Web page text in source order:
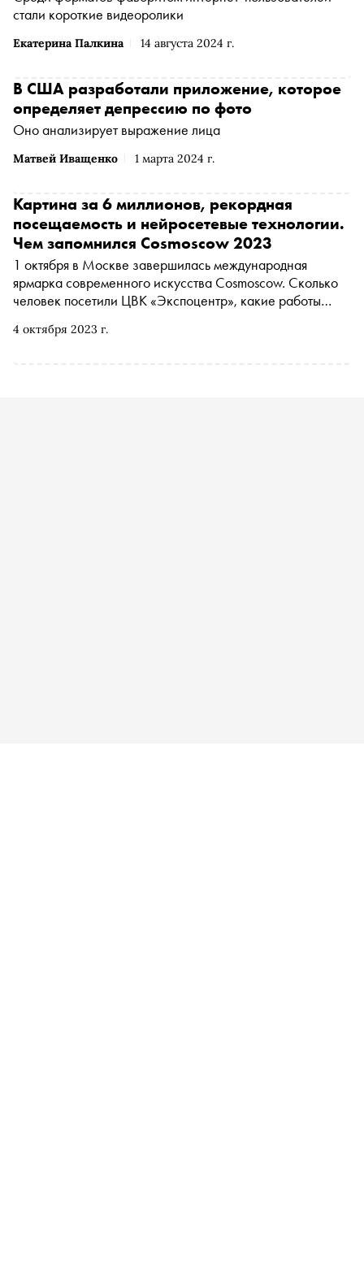
Екатерина Палкина 14 августа 2024 г.
стали короткие видеоролики
Матвей Иващенко 1 марта 2024 г.
В США разработали приложение, которое
определяет депрессию по фото
Оно анализирует выражение лица
4 октября 2023 г.
Картина за 6 миллионов, рекордная
посещаемость и нейросетевые технологии.
Чем запомнился Cosmoscow 2023
1 октября в Москве завершилась международная
ярмарка современного искусства Cosmoscow. Сколько
человек посетили ЦВК «Экспоцентр», какие работы
культурных тенденциях рассказали эксперты — в